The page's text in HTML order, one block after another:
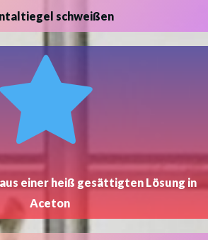
schweißen
einer heiß gesättigten Lösung in
Aceton